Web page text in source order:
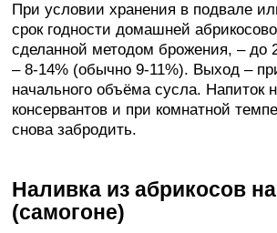
При условии хранения в подвале
срок годности домашней
сделанной методом брожения, – до
– 8-14% (обычно 9-11%). Выход –
начального объёма сусла. Напиток
консервантов и при комнатной
снова забродить.
Наливка из абрикосов
(самогоне)